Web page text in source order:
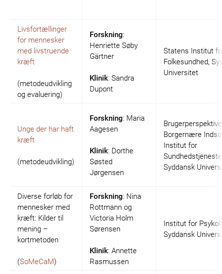
Livsfortællinger
for mennesker
med livstruende
kræft
(metodeudvikling
og evaluering)
Forskning:
Henriette Søby
Gärtner
Klinik: Sandra
Dupont
Statens Institut
Folkesundhed,
Universitet
Unge der har haft
kræft
(metodeudvikling)
Forskning: Maria
Aagesen
Klinik: Dorthe
Søsted
Jørgensen
Borgernære
Institut for
Syddansk
Diverse forløb for
mennesker med
kræft: Kilder til
mening –
kortmetoden
(SoMeCaM)
Forskning: Nina
Rottmann og
Victoria Holm
Sørensen
Klinik: Annette
Rasmussen
Institut for
Syddansk